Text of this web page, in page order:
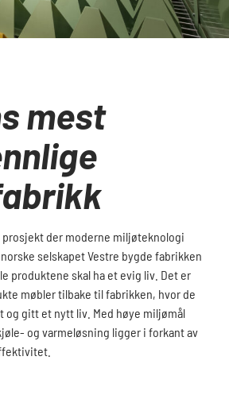
mest
prosjekt der moderne miljøteknologi
selskapetVestre bygde fabrikken
produktene skal ha et evig liv. Det er
møbler tilbake til fabrikken, hvor de
gitt et nytt liv. Med høye miljømål
og varmeløsning ligger i forkant av